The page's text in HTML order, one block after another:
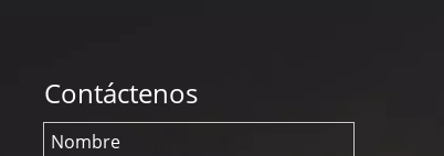
Contáctenos